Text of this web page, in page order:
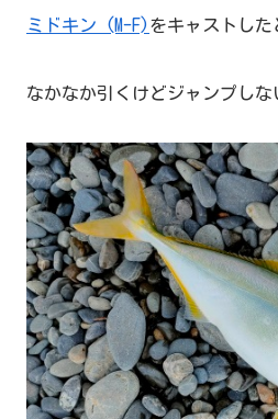
ミドキン (M-F)をキャストした
なかなか引くけどジャンプしな